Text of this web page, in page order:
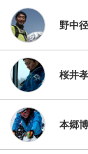
野中
桜井
本郷